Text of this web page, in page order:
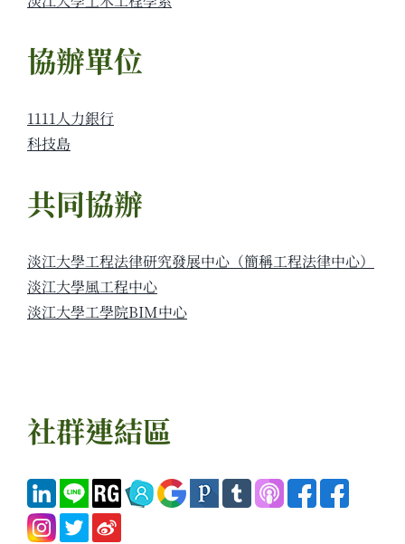
協辦單位
1111人力銀行
科技島
共同協辦
淡江大學工程法律研究發展中心（簡稱工程法律中心）
淡江大學風工程中心
淡江大學工學院BIM中心
社群連結區